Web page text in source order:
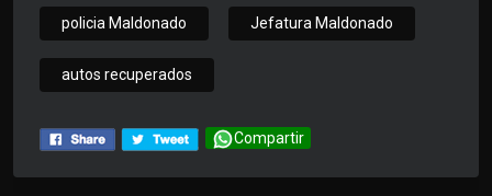
policia Maldonado Jefatura Maldonado
autos recuperados
Compartir